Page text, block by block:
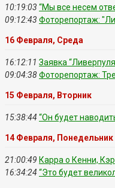
10:19:03 “Мы все несем
09:12:43 Фоторепортаж:
16 Февраля, Среда
16:12:11 Заявка
09:04:38Фоторепортаж:
15 Февраля, Вторник
15:38:44 “Он будет
14 Февраля, Понедельник
21:00:49 Карра о Кенни,
16:34:24 “Это будет